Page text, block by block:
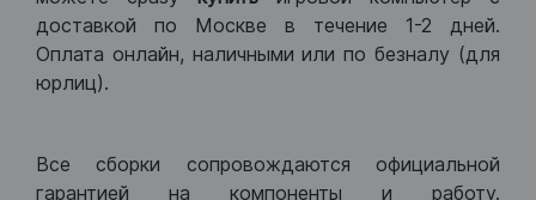
доставкой по Москве в течение 1-2 дней.
Оплата онлайн, наличными или по безналу (для
юрлиц).
Все сборки сопровождаются официальной
гарантией на компоненты и работу.